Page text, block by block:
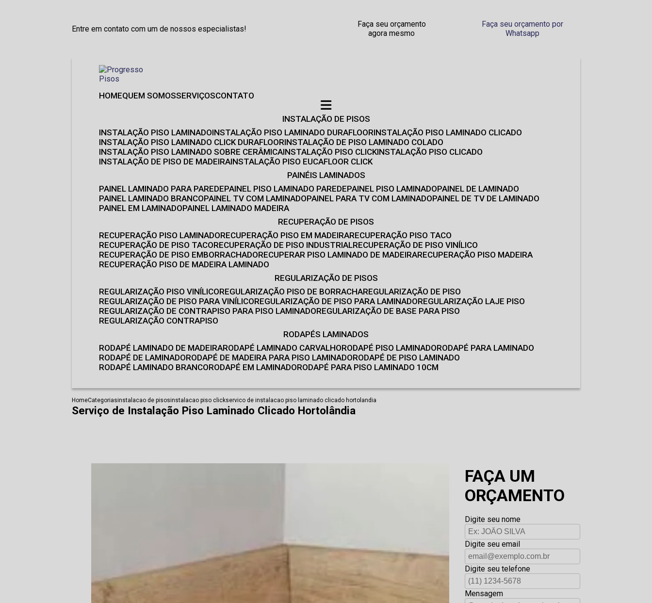
Entre em contato com um de nossos especialistas!
Faça seu orçamento
agora mesmo
Faça seu orçamento por
Whatsapp
HOME QUEM SOMOS SERVIÇOS CONTATO
INSTALAÇÃO DE PISOS
INSTALAÇÃO PISO LAMINADO INSTALAÇÃO PISO LAMINADO DURAFLOOR INSTALAÇÃO PISO LAMINADO CLICADO
INSTALAÇÃO PISO LAMINADO CLICK DURAFLOOR INSTALAÇÃO DE PISO LAMINADO COLADO
INSTALAÇÃO PISO LAMINADO SOBRE CERÂMICA INSTALAÇÃO PISO CLICK INSTALAÇÃO PISO CLICADO
INSTALAÇÃO DE PISO DE MADEIRA INSTALAÇÃO PISO EUCAFLOOR CLICK
PAINÉIS LAMINADOS
PAINEL LAMINADO PARA PAREDE PAINEL PISO LAMINADO PAREDE PAINEL PISO LAMINADO PAINEL DE LAMINADO
PAINEL LAMINADO BRANCO PAINEL TV COM LAMINADO PAINEL PARA TV COM LAMINADO PAINEL DE TV DE LAMINADO
PAINEL EM LAMINADO PAINEL LAMINADO MADEIRA
RECUPERAÇÃO DE PISOS
RECUPERAÇÃO PISO LAMINADO RECUPERAÇÃO PISO EM MADEIRA RECUPERAÇÃO PISO TACO
RECUPERAÇÃO DE PISO TACO RECUPERAÇÃO DE PISO INDUSTRIAL RECUPERAÇÃO DE PISO VINÍLICO
RECUPERAÇÃO DE PISO EMBORRACHADO RECUPERAR PISO LAMINADO DE MADEIRA RECUPERAÇÃO PISO MADEIRA
RECUPERAÇÃO PISO DE MADEIRA LAMINADO
REGULARIZAÇÃO DE PISOS
REGULARIZAÇÃO PISO VINÍLICO REGULARIZAÇÃO PISO DE BORRACHA REGULARIZAÇÃO DE PISO
REGULARIZAÇÃO DE PISO PARA VINÍLICO REGULARIZAÇÃO DE PISO PARA LAMINADO REGULARIZAÇÃO LAJE PISO
REGULARIZAÇÃO DE CONTRAPISO PARA PISO LAMINADO REGULARIZAÇÃO DE BASE PARA PISO
REGULARIZAÇÃO CONTRAPISO
RODAPÉS LAMINADOS
RODAPÉ LAMINADO DE MADEIRA RODAPÉ LAMINADO CARVALHO RODAPÉ PISO LAMINADO RODAPÉ PARA LAMINADO
RODAPÉ DE LAMINADO RODAPÉ DE MADEIRA PARA PISO LAMINADO RODAPÉ DE PISO LAMINADO
RODAPÉ LAMINADO BRANCO RODAPÉ EM LAMINADO RODAPÉ PARA PISO LAMINADO 10CM
HomeCategoriasinstalacao de pisosinstalacao piso clickservico de instalacao piso laminado clicado hortolandia
Serviço de Instalação Piso Laminado Clicado Hortolândia
FAÇA UM
ORÇAMENTO
Digite seu nome
Digite seu email
Digite seu telefone
Mensagem